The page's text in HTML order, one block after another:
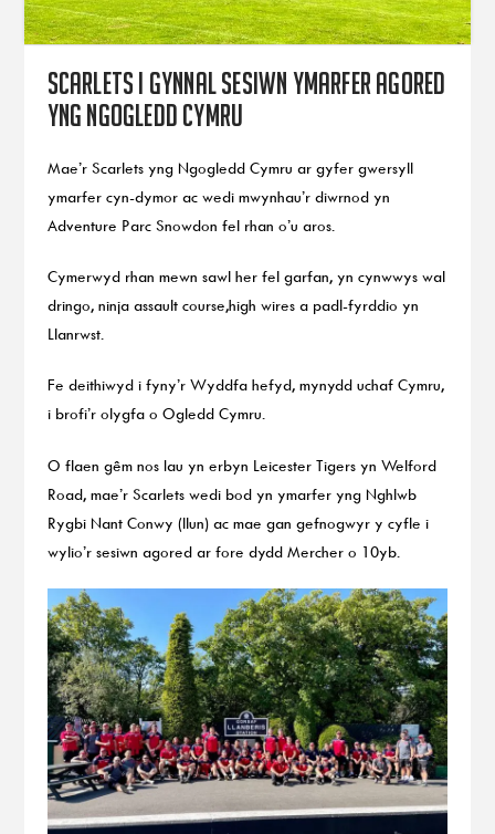
Scarlets i gynnal sesiwn ymarfer agored
yng Ngogledd Cymru
Mae’r Scarlets yng Ngogledd Cymru ar gyfer gwersyll
ymarfer cyn-dymor ac wedi mwynhau’r diwrnod yn
Adventure Parc Snowdon fel rhan o’u aros.
Cymerwyd rhan mewn sawl her fel garfan, yn cynwwys wal
dringo, ninja assault course,high wires a padl-fyrddio yn
Llanrwst.
Fe deithiwyd i fyny’r Wyddfa hefyd, mynydd uchaf Cymru,
i brofi’r olygfa o Ogledd Cymru.
O flaen gêm nos Iau yn erbyn Leicester Tigers yn Welford
Road, mae’r Scarlets wedi bod yn ymarfer yng Nghlwb
Rygbi Nant Conwy (llun) ac mae gan gefnogwyr y cyfle i
wylio’r sesiwn agored ar fore dydd Mercher o 10yb.